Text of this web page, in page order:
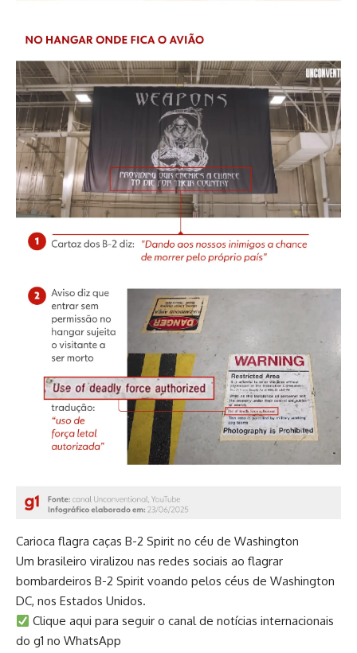
Carioca flagra caças B-2 Spirit no céu de Washington
Um brasileiro viralizou nas redes sociais ao flagrar
bombardeiros B-2 Spirit voando pelos céus de Washington
DC, nos Estados Unidos.
Clique aqui para seguir o canal de notícias internacionais
do g1 no WhatsApp